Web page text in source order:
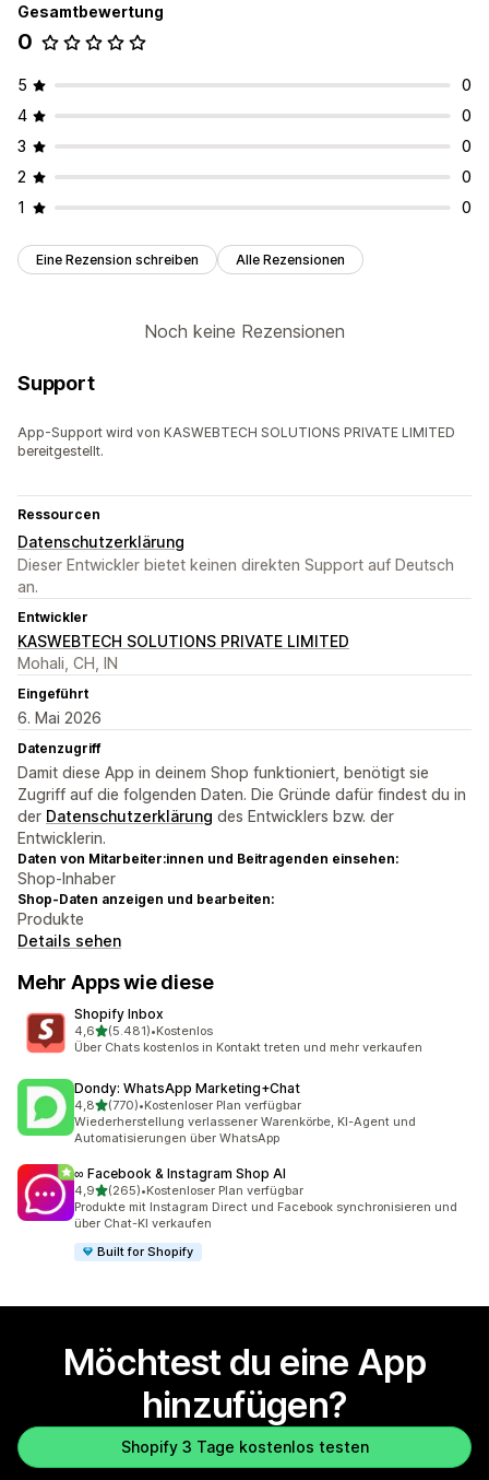
Gesamtbewertung
0
5
0
4
0
3
0
2
0
1
0
Eine Rezension schreiben Alle Rezensionen
Noch keine Rezensionen
Support
App-Support wird von KASWEBTECH SOLUTIONS PRIVATE LIMITED
bereitgestellt.
Ressourcen
Datenschutzerklärung
Dieser Entwickler bietet keinen direkten Support auf Deutsch
an.
Entwickler
KASWEBTECH SOLUTIONS PRIVATE LIMITED
Mohali, CH, IN
Eingeführt
6. Mai 2026
Datenzugriff
Damit diese App in deinem Shop funktioniert, benötigt sie
Zugriff auf die folgenden Daten. Die Gründe dafür findest du in
der Datenschutzerklärung des Entwicklers bzw. der
Entwicklerin.
Daten von Mitarbeiter:innen und Beitragenden einsehen:
Shop-Inhaber
Shop-Daten anzeigen und bearbeiten:
Produkte
Details sehen
Mehr Apps wie diese
Shopify Inbox
4,6von 5 Sternen
(5.481)
5481 Rezensionen insgesamt
•Kostenlos
Über Chats kostenlos in Kontakt treten und mehr verkaufen
Dondy: WhatsApp Marketing+Chat
4,8von 5 Sternen
(770)
770 Rezensionen insgesamt
•Kostenloser Plan verfügbar
Wiederherstellung verlassener Warenkörbe, KI-Agent und
Automatisierungen über WhatsApp
∞ Facebook & Instagram Shop AI
4,9von 5 Sternen
(265)
265 Rezensionen insgesamt
•Kostenloser Plan verfügbar
Produkte mit Instagram Direct und Facebook synchronisieren und
über Chat-KI verkaufen
Built for Shopify
Möchtest du eine App
hinzufügen?
Shopify 3 Tage kostenlos testen